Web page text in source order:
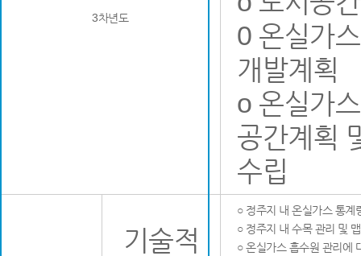
3차년도
0 온실가
개발계획
o 온실가스 저감형 국토도시
공간계획
수립
기술적
○ 정주지 내 온실가스 통계
○ 정주지 내 수목 관리 및
○ 온실가스 흡수원 관리에